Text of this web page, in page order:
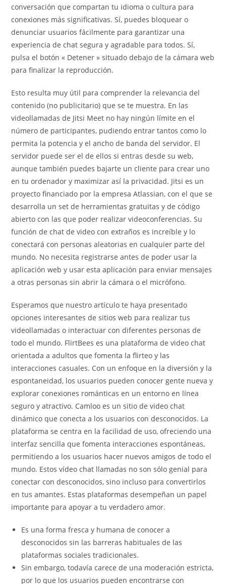
conversación que compartan tu idioma o cultura para
conexiones más significativas. Sí, puedes bloquear o
denunciar usuarios fácilmente para garantizar una
experiencia de chat segura y agradable para todos. Sí,
pulsa el botón « Detener » situado debajo de la cámara web
para finalizar la reproducción.
Esto resulta muy útil para comprender la relevancia del
contenido (no publicitario) que se te muestra. En las
videollamadas de Jitsi Meet no hay ningún límite en el
número de participantes, pudiendo entrar tantos como lo
permita la potencia y el ancho de banda del servidor. El
servidor puede ser el de ellos si entras desde su web,
aunque también puedes bajarte un cliente para crear uno
en tu ordenador y maximizar así la privacidad. Jitsi es un
proyecto financiado por la empresa Atlassian, con el que se
desarrolla un set de herramientas gratuitas y de código
abierto con las que poder realizar videoconferencias. Su
función de chat de video con extraños es increíble y lo
conectará con personas aleatorias en cualquier parte del
mundo. No necesita registrarse antes de poder usar la
aplicación web y usar esta aplicación para enviar mensajes
a otras personas sin abrir la cámara o el micrófono.
Esperamos que nuestro artículo te haya presentado
opciones interesantes de sitios web para realizar tus
videollamadas o interactuar con diferentes personas de
todo el mundo. FlirtBees es una plataforma de video chat
orientada a adultos que fomenta la flirteo y las
interacciones casuales. Con un enfoque en la diversión y la
espontaneidad, los usuarios pueden conocer gente nueva y
explorar conexiones románticas en un entorno en línea
seguro y atractivo. Camloo es un sitio de video chat
dinámico que conecta a los usuarios con desconocidos. La
plataforma se centra en la facilidad de uso, ofreciendo una
interfaz sencilla que fomenta interacciones espontáneas,
permitiendo a los usuarios hacer nuevos amigos de todo el
mundo. Estos vídeo chat llamadas no son sólo genial para
conectar con desconocidos, sino incluso para convertirlos
en tus amantes. Estas plataformas desempeñan un papel
importante para apoyar a tu verdadero amor.
Es una forma fresca y humana de conocer a
desconocidos sin las barreras habituales de las
plataformas sociales tradicionales.
Sin embargo, todavía carece de una moderación estricta,
por lo que los usuarios pueden encontrarse con